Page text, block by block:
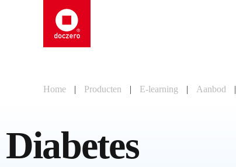
Home | Producten | E-learning | Aanbod |
Diabetes